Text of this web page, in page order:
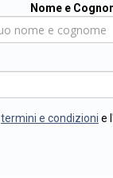
Nome e
termini e condizioni e l'